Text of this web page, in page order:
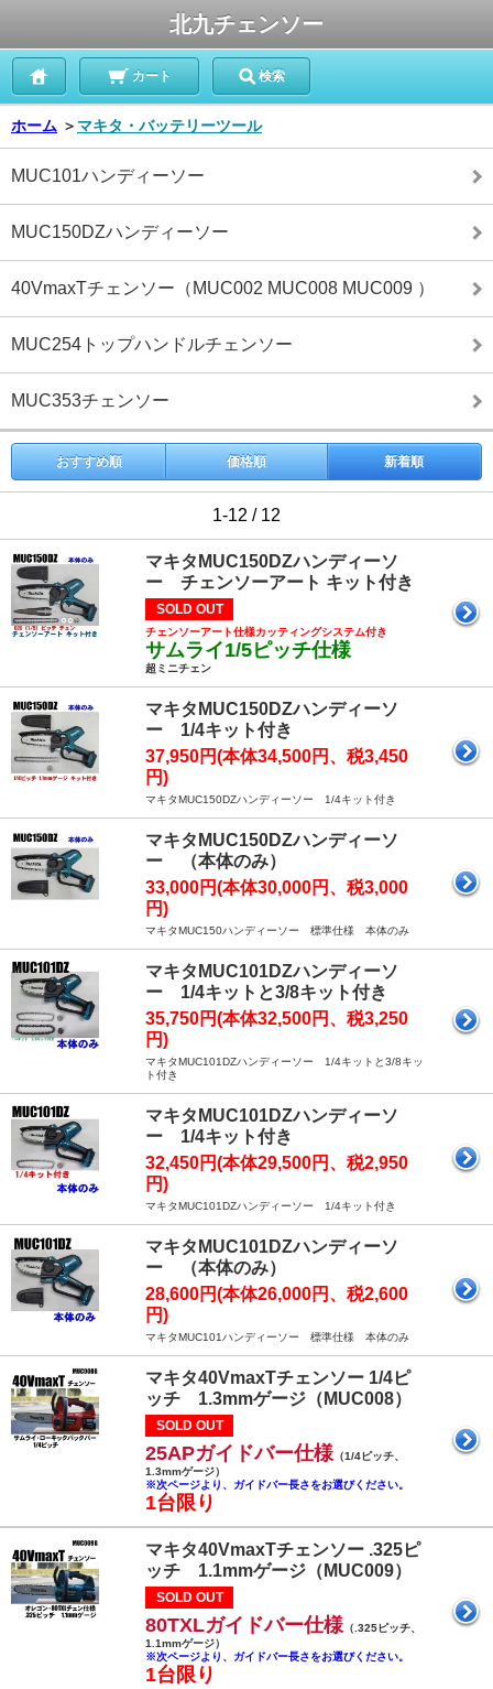
北九チェンソー
カート 検索
ホーム ＞ マキタ・バッテリーツール
MUC101ハンディーソー
MUC150DZハンディーソー
40VmaxTチェンソー（MUC002 MUC008 MUC009 ）
MUC254トップハンドルチェンソー
MUC353チェンソー
おすすめ順 価格順 新着順
1-12 / 12
マキタMUC150DZハンディーソ
ー チェンソーアート キット付き
SOLD OUT
チェンソーアート仕様カッティングシステム付き
サムライ1/5ピッチ仕様
超ミニチェン
マキタMUC150DZハンディーソ
ー 1/4キット付き
37,950円(本体34,500円、税3,450
円)
マキタMUC150DZハンディーソー 1/4キット付き
マキタMUC150DZハンディーソ
ー （本体のみ）
33,000円(本体30,000円、税3,000
円)
マキタMUC150ハンディーソー 標準仕様 本体のみ
マキタMUC101DZハンディーソ
ー 1/4キットと3/8キット付き
35,750円(本体32,500円、税3,250
円)
マキタMUC101DZハンディーソー 1/4キットと3/8キッ
ト付き
マキタMUC101DZハンディーソ
ー 1/4キット付き
32,450円(本体29,500円、税2,950
円)
マキタMUC101DZハンディーソー 1/4キット付き
マキタMUC101DZハンディーソ
ー （本体のみ）
28,600円(本体26,000円、税2,600
円)
マキタMUC101ハンディーソー 標準仕様 本体のみ
マキタ40VmaxTチェンソー 1/4ピ
ッチ 1.3mmゲージ（MUC008）
SOLD OUT
25APガイドバー仕様 （1/4ピッチ、
1.3mmゲージ）
※次ページより、ガイドバー長さをお選びください。
1台限り
マキタ40VmaxTチェンソー .325ピ
ッチ 1.1mmゲージ（MUC009）
SOLD OUT
80TXLガイドバー仕様 （.325ピッチ、
1.1mmゲージ）
※次ページより、ガイドバー長さをお選びください。
1台限り